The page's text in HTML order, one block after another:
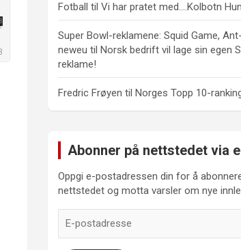
Fotball tilVi har pratet med….Kolbotn
Super Bowl-reklamene: Squid Game,
neweu tilNorsk bedrift vil lage sin egen
reklame!
Fredric Frøyen tilNorges Topp 10-
Abonner på nettstedet via
Oppgi e-postadressen din for å
nettstedet og motta varsler om nye
postadresse